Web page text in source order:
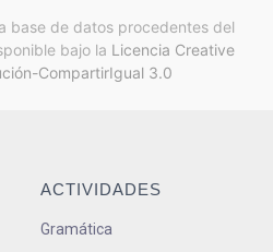
base de datos procedentes del
bajo la Licencia Creative
CompartirIgual 3.0
ACTIVIDADES
Gramática